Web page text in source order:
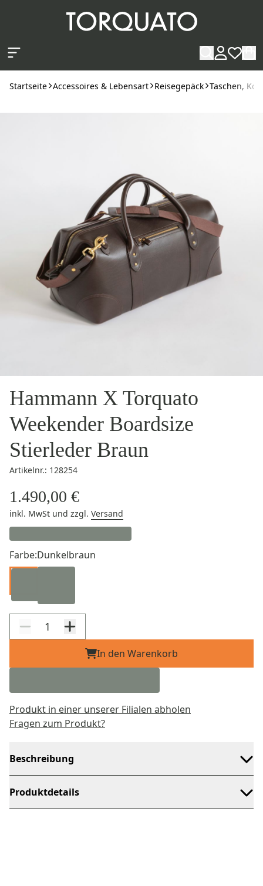
Startseite Accessoires & Lebensart Reisegepäck Taschen,
Hammann X Torquato
Weekender Boardsize
Stierleder Braun
Artikelnr.: 128254
1.490,00 €
inkl. MwSt und zzgl. Versand
Farbe:Dunkelbraun
In den Warenkorb
Produkt in einer unserer Filialen abholen
Fragen zum Produkt?
Beschreibung
Produktdetails